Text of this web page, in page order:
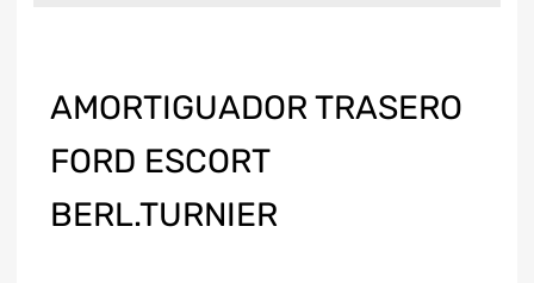
AMORTIGUADOR TRASERO
FORD ESCORT
BERL.TURNIER